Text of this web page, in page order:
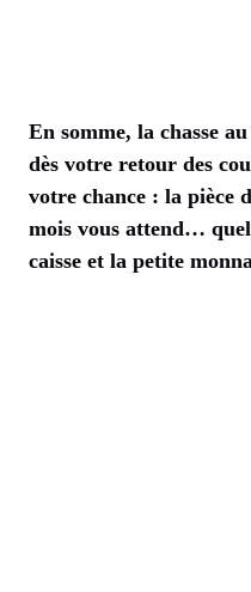
En somme, la chasse
dès votre retour des
votre chance : la pièce
mois vous attend…
caisse et la petite